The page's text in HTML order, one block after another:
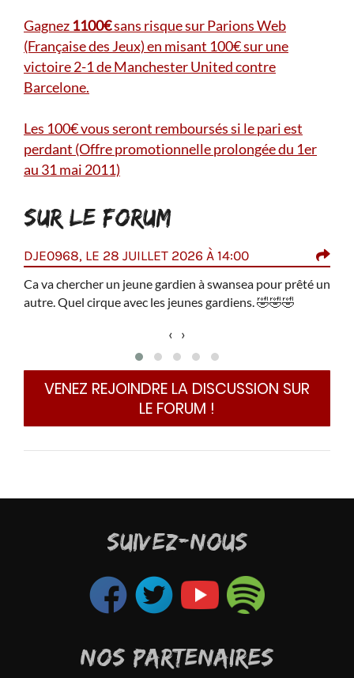
Gagnez 1100€sans risque sur Parions Web
(Française des Jeux) en misant 100€ sur une
victoire 2-1 de Manchester United contre
Barcelone.
Les 100€ vous seront remboursés si le pari est
perdant (Offre promotionnelle prolongée du 1er
au 31 mai 2011)
SUR LE FORUM
DJE0968, LE 28 JUILLET 2026 À 14:00
Ca va chercher un jeune gardien à swansea pour prêté un
autre. Quel cirque avec les jeunes gardiens.🤣🤣🤣
‹ ›
VENEZ REJOINDRE LA DISCUSSION SUR
LE FORUM !
SUIVEZ-NOUS
NOS PARTENAIRES